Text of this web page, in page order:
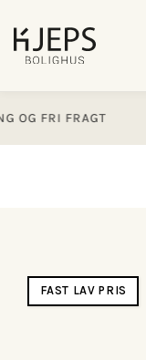
indhold
FRAGT
FAST LAV PRIS
Gå til
produktoplysninger